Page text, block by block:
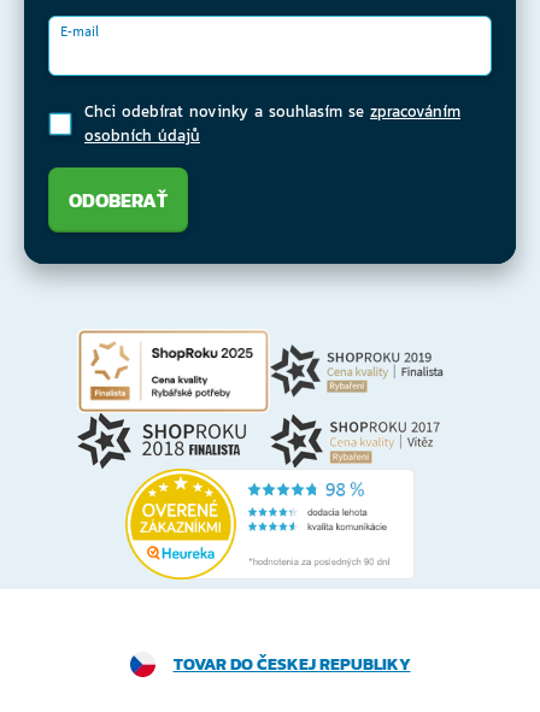
E-mail
Chci odebírat novinky a souhlasím se zpracováním
osobních údajů
ODOBERAŤ
TOVAR DO ČESKEJ REPUBLIKY